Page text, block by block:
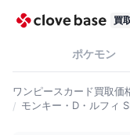
買
ポケモン
ワンピースカード買取価
モンキー・D・ルフィ